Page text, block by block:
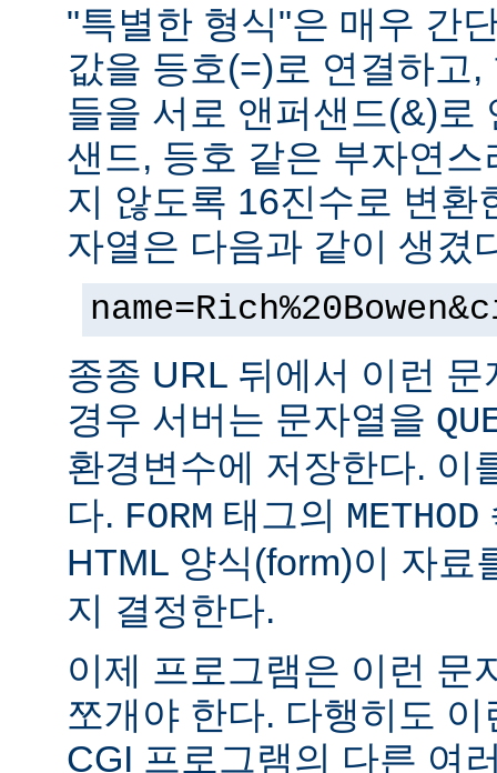
"특별한 형식"은 매우 간
값을 등호(=)로 연결하고
들을 서로 앤퍼샌드(&)로
샌드, 등호 같은 부자연
지 않도록 16진수로 변환
자열은 다음과 같이 생겼
종종 URL 뒤에서 이런
경우 서버는 문자열을
환경변수에 저장한다. 이
다. FORM 태그의 METHOD
HTML 양식(form)이 자료
지 결정한다.
이제 프로그램은 이런 문
쪼개야 한다. 다행히도
CGI 프로그램의 다른 여